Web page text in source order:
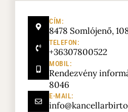
CÍM:
8478 Somlójenő,
TELEFON:
+36307800522
MOBIL:
Rendezvény
8046
E-MAIL: